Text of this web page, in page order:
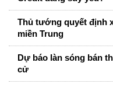
Thủ tướng quyết định
miền Trung
Dự báo làn sóng bán
cử